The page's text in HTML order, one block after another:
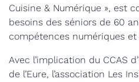
Cuisine & Numérique », est
besoins des séniors de 60
compétences numériques
Avec l’implication du CCAS
de l’Eure, l’association Les